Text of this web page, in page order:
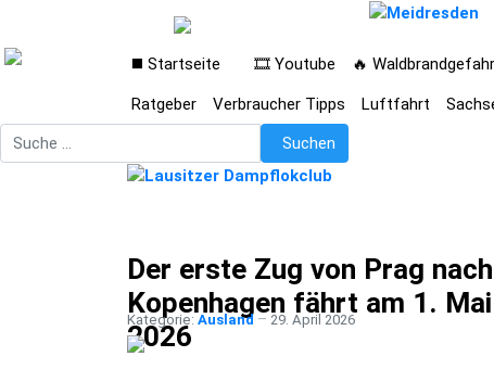
◼️ Startseite 🎞️ Youtube 🔥 Waldbrandgefahr
Ratgeber Verbraucher Tipps Luftfahrt
Suchen
Suchen
Der erste Zug von Prag nach
Kopenhagen fährt am 1. Mai
2026
Kategorie: Ausland 29. April 2026